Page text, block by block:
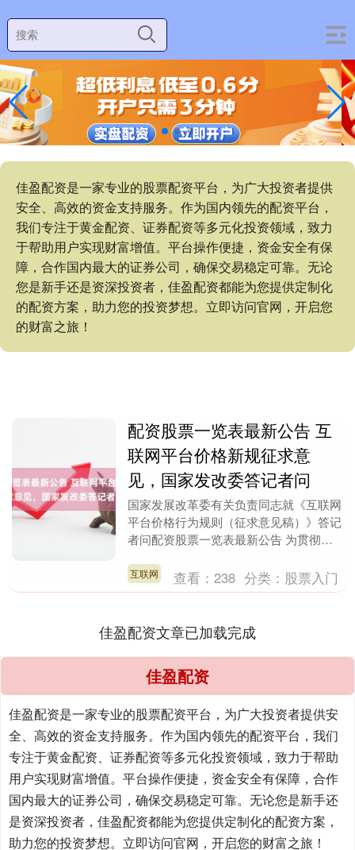
佳盈配资是一家专业的股票配资平台，为广大投资者提供
安全、高效的资金支持服务。作为国内领先的配资平台，
我们专注于黄金配资、证券配资等多元化投资领域，致力
于帮助用户实现财富增值。平台操作便捷，资金安全有保
障，合作国内最大的证券公司，确保交易稳定可靠。无论
您是新手还是资深投资者，佳盈配资都能为您提供定制化
的配资方案，助力您的投资梦想。立即访问官网，开启您
的财富之旅！
配资股票一览表最新公告 互
联网平台价格新规征求意
见，国家发改委答记者问
国家发展改革委有关负责同志就《互联网
平台价格行为规则（征求意见稿）》答记
者问配资股票一览表最新公告 为贯彻落
济健康发展，国家....
互联网 查看：238 分类： 股票入门
佳盈配资文章已加载完成
佳盈配资
佳盈配资是一家专业的股票配资平台，为广大投资者提供安
全、高效的资金支持服务。作为国内领先的配资平台，我们
专注于黄金配资、证券配资等多元化投资领域，致力于帮助
用户实现财富增值。平台操作便捷，资金安全有保障，合作
国内最大的证券公司，确保交易稳定可靠。无论您是新手还
是资深投资者，佳盈配资都能为您提供定制化的配资方案，
助力您的投资梦想。立即访问官网，开启您的财富之旅！